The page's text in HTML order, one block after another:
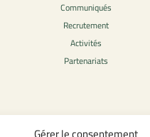
Communiqués
Recrutement
Activités
Partenariats
Contenu légale